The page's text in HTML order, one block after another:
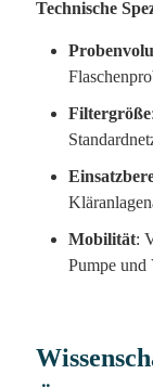
Technische
Filtergröße
Mobilität:
Pumpe und